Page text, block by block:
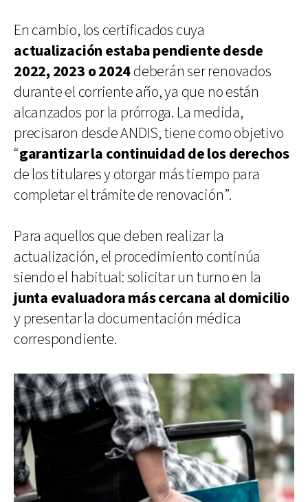
En cambio, los certificados cuya
actualización estaba pendiente desde
2022, 2023 o 2024deberán ser renovados
durante el corriente año, ya que no están
alcanzados por la prórroga. La medida,
precisaron desde ANDIS, tiene como objetivo
“garantizar la continuidad de los derechos
de los titulares y otorgar más tiempo para
completar el trámite de renovación”.
Para aquellos que deben realizar la
actualización, el procedimiento continúa
siendo el habitual: solicitar un turno en la
junta evaluadora más cercana al domicilio
y presentar la documentación médica
correspondiente.